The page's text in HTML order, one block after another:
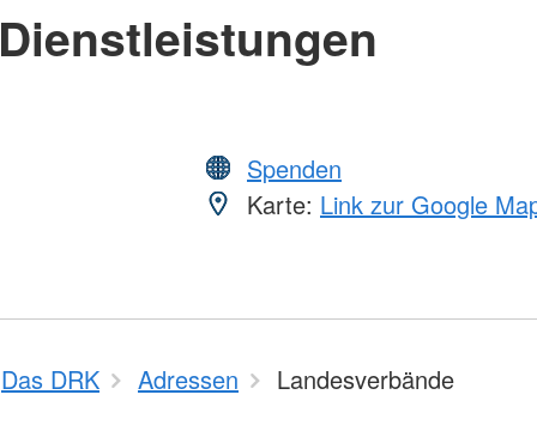
Dienstleistungen
Spenden
Karte: Link zur Google
Das DRK Adressen Landesverbände